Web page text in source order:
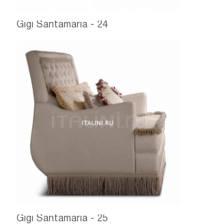
Gigi Santamaria - 24
Gigi Santamaria - 25